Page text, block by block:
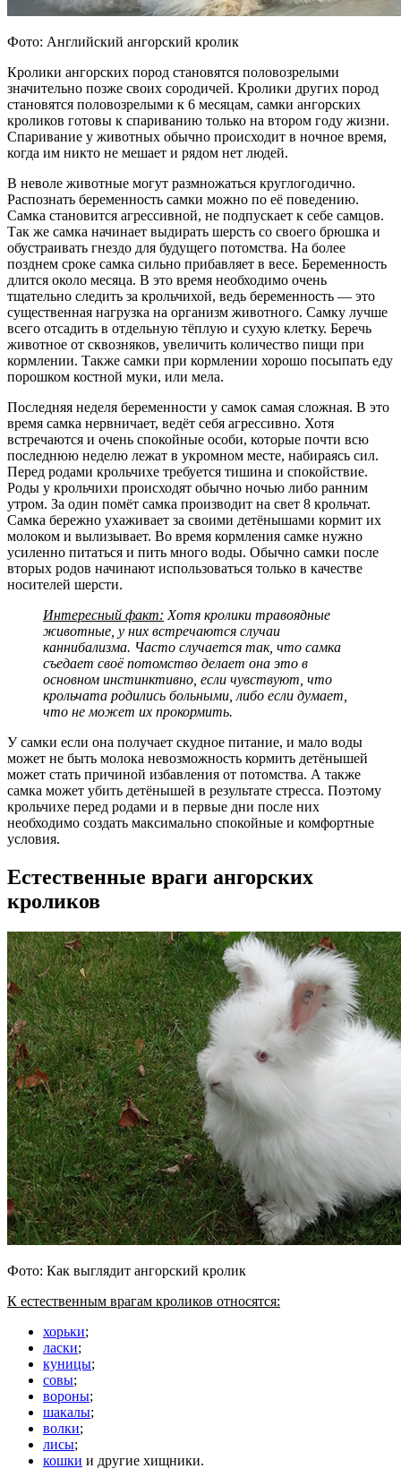
Фото: Английский ангорский кролик
Кролики ангорских пород становятся половозрелыми
значительно позже своих сородичей. Кролики других пород
становятся половозрелыми к 6 месяцам, самки ангорских
кроликов готовы к спариванию только на втором году жизни.
Спаривание у животных обычно происходит в ночное время,
когда им никто не мешает и рядом нет людей.
В неволе животные могут размножаться круглогодично.
Распознать беременность самки можно по её поведению.
Самка становится агрессивной, не подпускает к себе самцов.
Так же самка начинает выдирать шерсть со своего брюшка и
обустраивать гнездо для будущего потомства. На более
позднем сроке самка сильно прибавляет в весе. Беременность
длится около месяца. В это время необходимо очень
тщательно следить за крольчихой, ведь беременность — это
существенная нагрузка на организм животного. Самку лучше
всего отсадить в отдельную тёплую и сухую клетку. Беречь
животное от сквозняков, увеличить количество пищи при
кормлении. Также самки при кормлении хорошо посыпать еду
порошком костной муки, или мела.
Последняя неделя беременности у самок самая сложная. В это
время самка нервничает, ведёт себя агрессивно. Хотя
встречаются и очень спокойные особи, которые почти всю
последнюю неделю лежат в укромном месте, набираясь сил.
Перед родами крольчихе требуется тишина и спокойствие.
Роды у крольчихи происходят обычно ночью либо ранним
утром. За один помёт самка производит на свет 8 крольчат.
Самка бережно ухаживает за своими детёнышами кормит их
молоком и вылизывает. Во время кормления самке нужно
усиленно питаться и пить много воды. Обычно самки после
вторых родов начинают использоваться только в качестве
носителей шерсти.
Интересный факт: Хотя кролики травоядные
животные, у них встречаются случаи
каннибализма. Часто случается так, что самка
съедает своё потомство делает она это в
основном инстинктивно, если чувствуют, что
крольчата родились больными, либо если думает,
что не может их прокормить.
У самки если она получает скудное питание, и мало воды
может не быть молока невозможность кормить детёнышей
может стать причиной избавления от потомства. А также
самка может убить детёнышей в результате стресса. Поэтому
крольчихе перед родами и в первые дни после них
необходимо создать максимально спокойные и комфортные
условия.
Естественные враги ангорских
кроликов
Фото: Как выглядит ангорский кролик
К естественным врагам кроликов относятся:
хорьки;
ласки;
куницы;
совы;
вороны;
шакалы;
волки;
лисы;
кошки и другие хищники.